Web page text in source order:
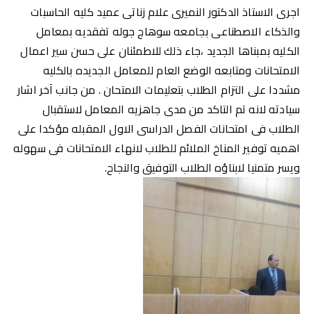
اجرى الاستاذ الدكتور النميرى علام زناتى عميد كليه الحاسبات
والذكاء الاصطناعى بجامعه سوهاج جوله تفقديه بمعامل
الكليه بمبناها الجديد ،جاء ذلك للاطمئنان على حسن سير اعمال
الامتحانات ومتابعه الوضع العام للمعامل الجديده بالكليه
مشددا على التزام الطلاب بتعليمات الامتحان . من جانب آخر اشار
سيادته لانه تم التاكد من مدى جاهزيه المعامل لاستقبال
الطلاب فى امتحانات الفصل الدراسى الاول المقبله مؤكدا على
اهميه توفير المناخ الملائم للطلاب لانهاء الامتحانات فى سهوله
ويسر متمنيا لابناؤه الطلاب التوفيق والنجاح.